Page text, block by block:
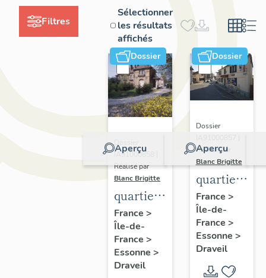
Filtres
Sélectionner
les résultats
affichés
Dossier
Aperçu
IA91000858 |
Réalisé par
Blanc Brigitte
quartier
de
Champrosay
France >
Île-de-
France >
Essonne >
Draveil
Dossier
Aperçu
Dossier
Réalisé par
Blanc Brigitte
quartier
de
Mainville
France >
Île-de-
France >
Essonne >
Draveil